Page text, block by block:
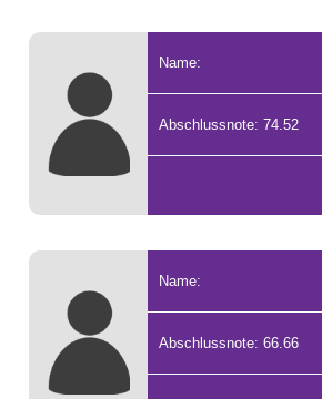
Name:
Abschlussnote: 74.52
Name:
Abschlussnote: 66.66